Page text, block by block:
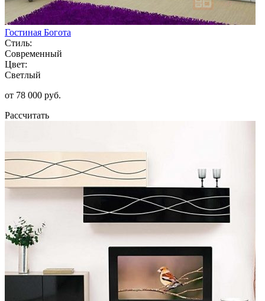
Гостиная Богота
Стиль:
Современный
Цвет:
Светлый
от 78 000 руб.
Рассчитать